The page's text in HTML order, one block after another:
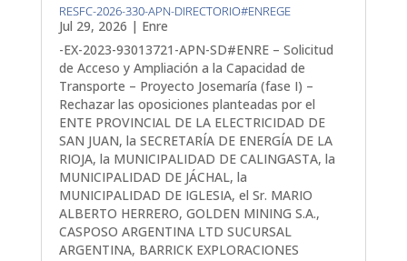
RESFC-2026-330-APN-DIRECTORIO#ENREGE
Jul 29, 2026 | Enre
-EX-2023-93013721-APN-SD#ENRE – Solicitud
de Acceso y Ampliación a la Capacidad de
Transporte – Proyecto Josemaría (fase I) –
Rechazar las oposiciones planteadas por el
ENTE PROVINCIAL DE LA ELECTRICIDAD DE
SAN JUAN, la SECRETARÍA DE ENERGÍA DE LA
RIOJA, la MUNICIPALIDAD DE CALINGASTA, la
MUNICIPALIDAD DE JÁCHAL, la
MUNICIPALIDAD DE IGLESIA, el Sr. MARIO
ALBERTO HERRERO, GOLDEN MINING S.A.,
CASPOSO ARGENTINA LTD SUCURSAL
ARGENTINA, BARRICK EXPLORACIONES